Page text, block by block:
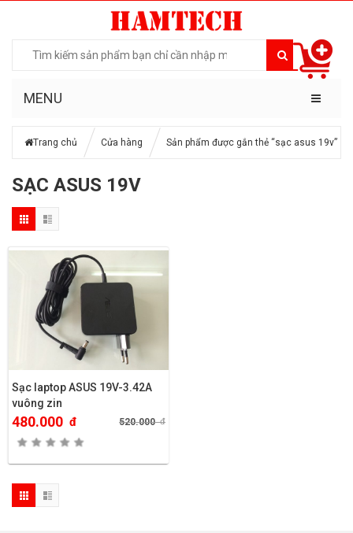
MENU
Trang chủ Cửa hàng Sản phẩm được gắn thẻ “sạc asus 19v”
SẠC ASUS 19V
Sạc laptop ASUS 19V-3.42A
vuông zin
480.000 đ 520.000đ